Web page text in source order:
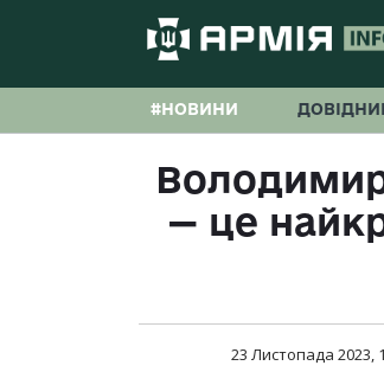
#НОВИНИ
— це
23 Листопада 2023,